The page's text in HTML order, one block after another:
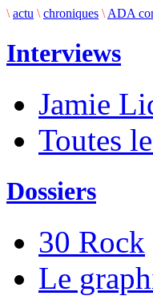
\ actu \ chroniques \ ADA
Interviews
Jamie
Toutes
Dossiers
30 Rock
Le